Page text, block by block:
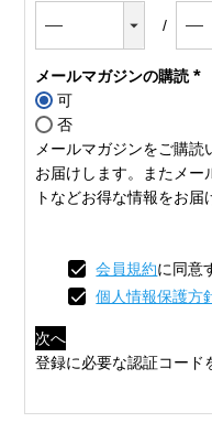
メールマガジンの購読
可
否
メールマガジンをご購
お届けします。またメー
トなどお得な情報をお届
会員規約に同意
個人情報保護方
次へ
登録に必要な認証コード